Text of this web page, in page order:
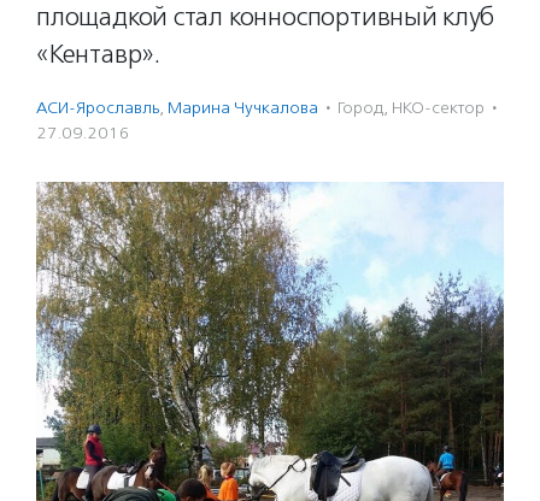
площадкой стал конноспортивный клуб
«Кентавр».
АСИ-Ярославль, Марина Чучкалова · Город, НКО-сектор ·
27.09.2016